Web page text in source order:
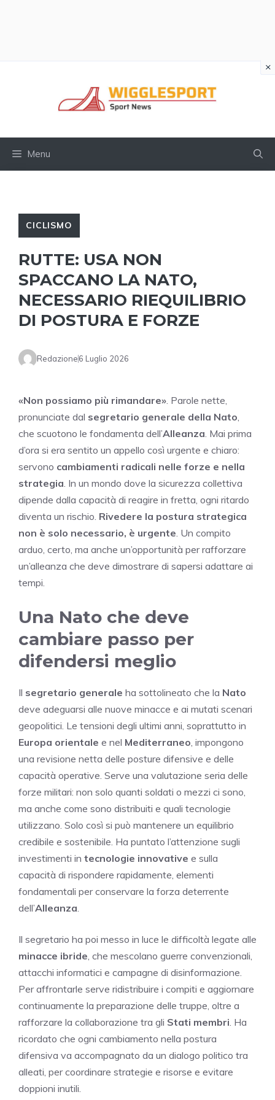
Menu
CICLISMO
RUTTE: USA NON
SPACCANO LA NATO,
NECESSARIO RIEQUILIBRIO
DI POSTURA E FORZE
Redazione6 Luglio 2026
«Non possiamo più rimandare». Parole nette,
pronunciate dal segretario generale della Nato,
che scuotono le fondamenta dell’Alleanza. Mai prima
d’ora si era sentito un appello così urgente e chiaro:
servono cambiamenti radicali nelle forze e nella
strategia. In un mondo dove la sicurezza collettiva
dipende dalla capacità di reagire in fretta, ogni ritardo
diventa un rischio. Rivedere la postura strategica
non è solo necessario, è urgente. Un compito
arduo, certo, ma anche un’opportunità per rafforzare
un’alleanza che deve dimostrare di sapersi adattare ai
tempi.
Una Nato che deve
cambiare passo per
difendersi meglio
Il segretario generale ha sottolineato che la Nato
deve adeguarsi alle nuove minacce e ai mutati scenari
geopolitici. Le tensioni degli ultimi anni, soprattutto in
Europa orientale e nel Mediterraneo, impongono
una revisione netta delle posture difensive e delle
capacità operative. Serve una valutazione seria delle
forze militari: non solo quanti soldati o mezzi ci sono,
ma anche come sono distribuiti e quali tecnologie
utilizzano. Solo così si può mantenere un equilibrio
credibile e sostenibile. Ha puntato l’attenzione sugli
investimenti in tecnologie innovative e sulla
capacità di rispondere rapidamente, elementi
fondamentali per conservare la forza deterrente
dell’Alleanza.
Il segretario ha poi messo in luce le difficoltà legate alle
minacce ibride, che mescolano guerre convenzionali,
attacchi informatici e campagne di disinformazione.
Per affrontarle serve ridistribuire i compiti e aggiornare
continuamente la preparazione delle truppe, oltre a
rafforzare la collaborazione tra gli Stati membri. Ha
ricordato che ogni cambiamento nella postura
difensiva va accompagnato da un dialogo politico tra
alleati, per coordinare strategie e risorse e evitare
doppioni inutili.
×